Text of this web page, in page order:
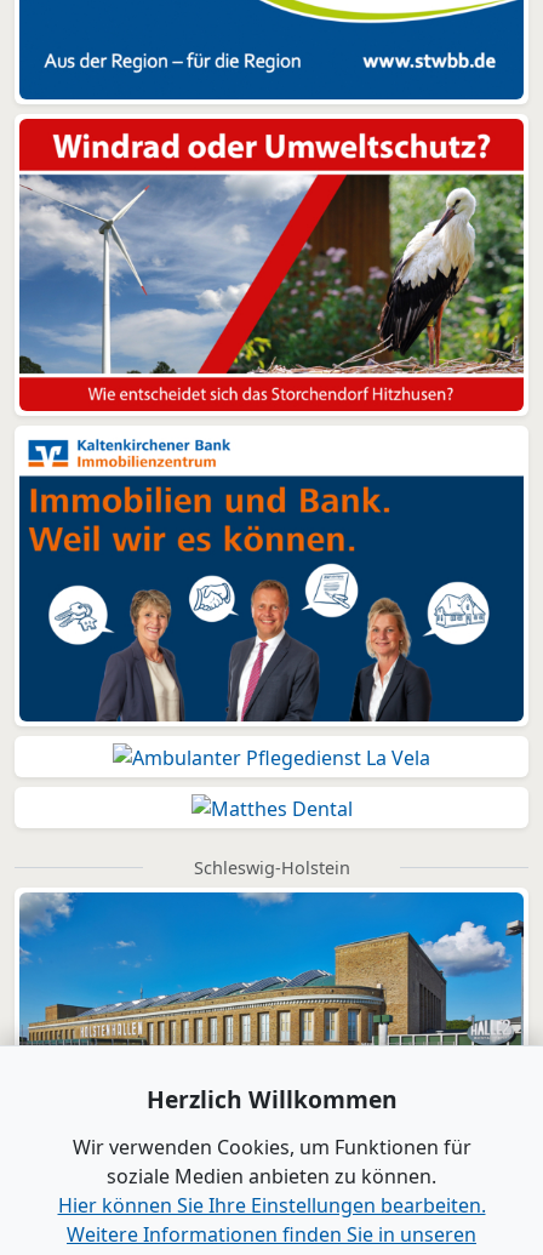
Schleswig-Holstein
Herzlich Willkommen
Wir verwenden Cookies, um Funktionen für
soziale Medien anbieten zu können.
Hier können Sie Ihre Einstellungen bearbeiten.
Weitere Informationen finden Sie in unseren